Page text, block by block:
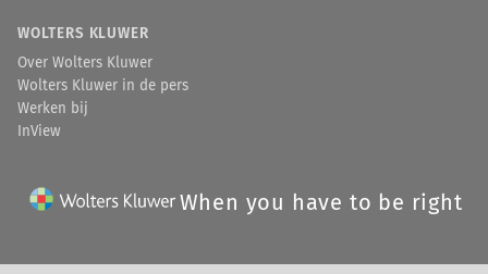
WOLTERS KLUWER
Over Wolters Kluwer
Wolters Kluwer in de pers
Werken bij
InView
When you have to be right